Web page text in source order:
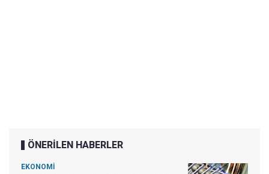
ÖNERİLEN HABERLER
EKONOMİ